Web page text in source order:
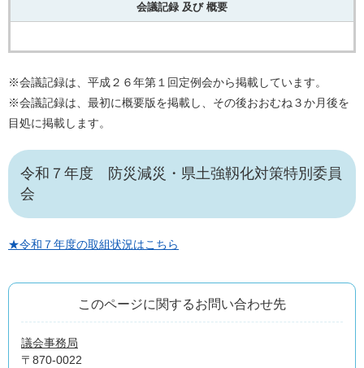
会議記録 及び 概要
※会議記録は、平成２６年第１回定例会から掲載しています。
※会議記録は、最初に概要版を掲載し、その後おおむね３か月後を
目処に掲載します。
令和７年度 防災減災・県土強靱化対策特別委員
会
★令和７年度の取組状況はこちら
このページに関するお問い合わせ先
議会事務局
〒870-0022